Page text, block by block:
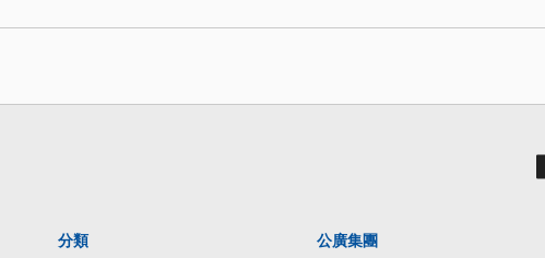
分類 公廣集團